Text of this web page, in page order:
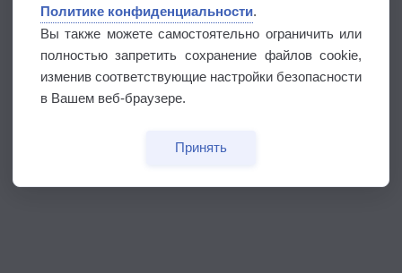
Политике конфиденциальности.
Вы также можете самостоятельно ограничить или
полностью запретить сохранение файлов cookie,
изменив соответствующие настройки безопасности
в Вашем веб-браузере.
Принять